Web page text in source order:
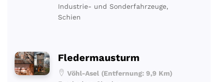
Industrie- und Sonderfahrzeuge,
Schien
Fledermausturm
Vöhl-Asel (Entfernung: 9,9 Km)